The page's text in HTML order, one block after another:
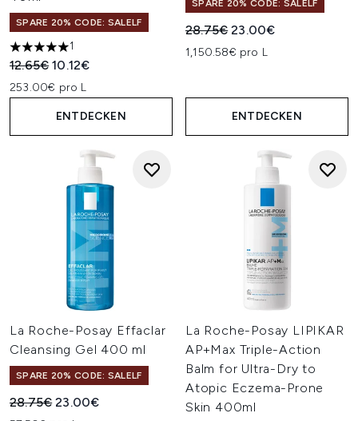
SPARE 20% CODE: SALELF
5 stars out of a maximum of 5
1
Unverbindliche Preisempfehlung:
12.65€Aktueller Preis:
10.12€
253.00€ pro L
ENTDECKEN
SPARE 20% CODE: SALELF
Unverbindliche
28.75€Aktueller Preis:
23.00€
1,150.58€ pro L
ENTDECKEN
La Roche-Posay Effaclar
Cleansing Gel 400 ml
SPARE 20% CODE: SALELF
Unverbindliche Preisempfehlung:
28.75€Aktueller Preis:
23.00€
La Roche-Posay LIPIKAR
AP+Max Triple-Action
Balm for Ultra-Dry to
Atopic Eczema-Prone
Skin 400ml